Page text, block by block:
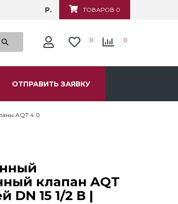
ТОВАРОВ 0
Р.
0 0
ОТПРАВИТЬ ЗАЯВКУ
AQT 4.0
клапан AQT
DN 15 1/2 В |